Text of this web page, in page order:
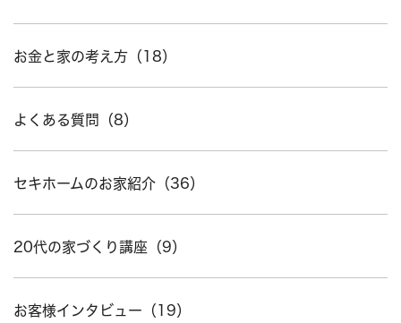
お金と家の考え方（18）
よくある質問（8）
セキホームのお家紹介（36）
20代の家づくり講座（9）
お客様インタビュー（19）